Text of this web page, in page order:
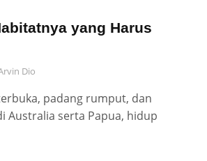
yang Harus
Dio
padang rumput, dan
Australia serta Papua, hidup